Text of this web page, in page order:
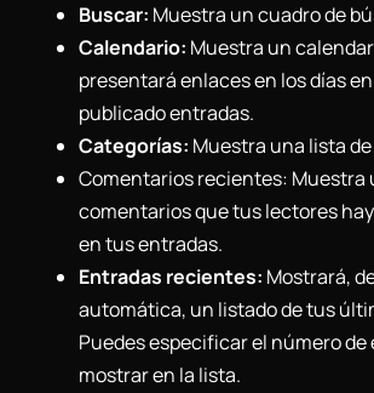
Buscar: Muestra un cuadro de
Calendario: Muestra un
presentará enlaces en los días
publicado entradas.
Categorías: Muestra una lista
Comentarios recientes: Muestra
comentarios que tus lectores
en tus entradas.
Entradas recientes: Mostrará,
automática, un listado de tus
Puedes especificar el número de
mostrar en la lista.